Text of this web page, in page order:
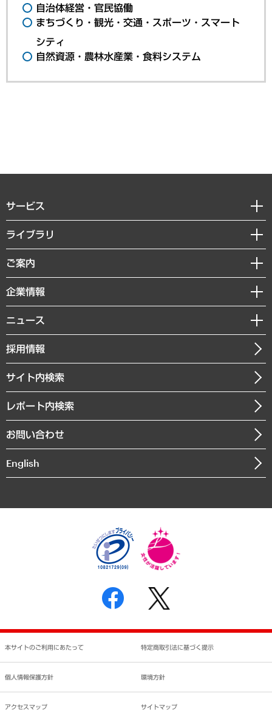
自治体経営・官民協働
まちづくり・観光・交通・スポーツ・スマート
シティ
自然資源・農林水産業・食料システム
サービス
経営戦略
組織・人事戦略
デジタルイノベーション
共生・ダイバーシティ
GRC（ガバナンス・リスク・コンプライアンス）・防災（政策）
経済・産業・雇用・労働
まちづくり・観光・交通・スポーツ・スマートシティ
自然資源・農林水産業・食料システム
ライブラリ
経済調査
レポート
コラム
経営用語集
受託・受注実績（官公庁関連）
メディア掲載・出演
ご案内
セミナー・イベント情報
MUFGビジネスセミナー
受託案件情報
企業情報
私たちの想い
社長メッセージ
会社概要
沿革
組織図・本部部室紹介
インドネシア現地法人
個人情報保護方針
反社会的勢力に対する基本方針
書面による個人情報の開示等の請求の手続きについて
ニュース
ニュースリリース
お知らせ
採用情報
サイト内検索
レポート内検索
お問い合わせ
English
本サイトのご利用にあたって 特定商取引法に基づく提示
個人情報保護方針 環境方針
アクセスマップ サイトマップ